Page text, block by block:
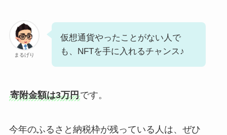
まるげり
仮想通貨やったことがない人で
も、NFTを手に入れるチャンス♪
寄附金額は3万円です。
今年のふるさと納税枠が残っている人は、ぜひ